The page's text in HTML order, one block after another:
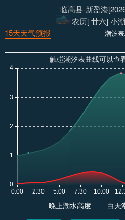
临高县-新盈港
农历[ 廿六] 小
潮汐
15天天气预报
触碰潮汐表曲线可以查
晚上潮水高度 白天